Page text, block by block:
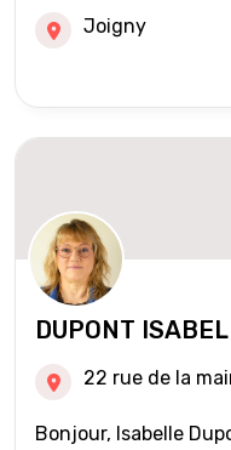
Joigny
DUPONT
22 rue de la
Bonjour, Isabelle